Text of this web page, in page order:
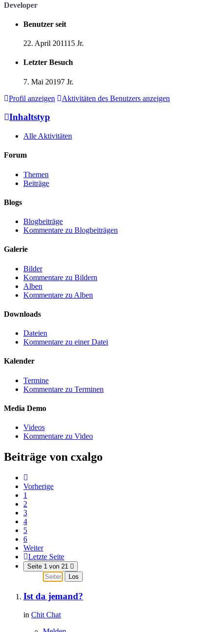
Developer
Benutzer seit
22. April 201115 Jr.
Letzter Besuch
7. Mai 20197 Jr.
Profil anzeigen
Aktivitäten des Benutzers anzeigen
Inhaltstyp
Alle Aktivitäten
Forum
Themen
Beiträge
Blogs
Blogbeiträge
Kommentare zu Blogbeiträgen
Galerie
Bilder
Kommentare zu Bildern
Alben
Kommentare zu Alben
Downloads
Dateien
Kommentare zu einer Datei
Kalender
Termine
Kommentare zu Terminen
Media Demo
Videos
Kommentare zu Video
Beiträge von cxalgo
Vorherige
1
2
3
4
5
6
Weiter
Letzte Seite
Seite 1 von 21
Los
Ist da jemand?
in Chit Chat